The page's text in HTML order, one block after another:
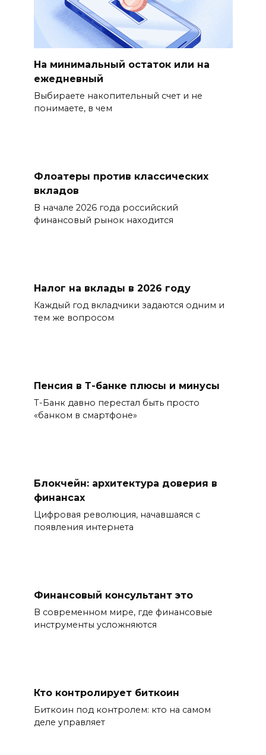
На минимальный остаток или на
ежедневный
Выбираете накопительный счет и не
понимаете, в чем
Флоатеры против классических
вкладов
В начале 2026 года российский
финансовый рынок находится
Налог на вклады в 2026 году
Каждый год вкладчики задаются одним и
тем же вопросом
Пенсия в Т-банке плюсы и минусы
Т-Банк давно перестал быть просто
«банком в смартфоне»
Блокчейн: архитектура доверия в
финансах
Цифровая революция, начавшаяся с
появления интернета
Финансовый консультант это
В современном мире, где финансовые
инструменты усложняются
Кто контролирует биткоин
Биткоин под контролем: кто на самом
деле управляет